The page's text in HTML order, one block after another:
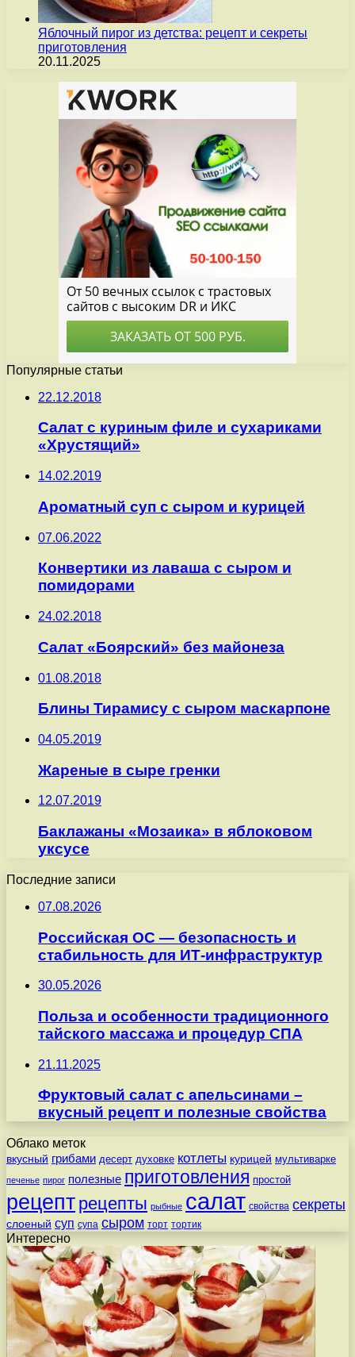
Яблочный пирог из детства: рецепт и секреты
приготовления
20.11.2025
Популярные статьи
22.12.2018
Салат с куриным филе и сухариками
«Хрустящий»
14.02.2019
Ароматный суп с сыром и курицей
07.06.2022
Конвертики из лаваша с сыром и
помидорами
24.02.2018
Салат «Боярский» без майонеза
01.08.2018
Блины Тирамису с сыром маскарпоне
04.05.2019
Жареные в сыре гренки
12.07.2019
Баклажаны «Мозаика» в яблоковом
уксусе
Последние записи
07.08.2026
Российская ОС — безопасность и
стабильность для ИТ-инфраструктур
30.05.2026
Польза и особенности традиционного
тайского массажа и процедур СПА
21.11.2025
Фруктовый салат с апельсинами –
вкусный рецепт и полезные свойства
Облако меток
вкусный грибами десерт духовке котлеты курицей мультиварке
печенье пирог полезные приготовления простой
рецепт рецепты рыбные салат свойства секреты
слоеный суп супа сыром торт тортик
Интересно